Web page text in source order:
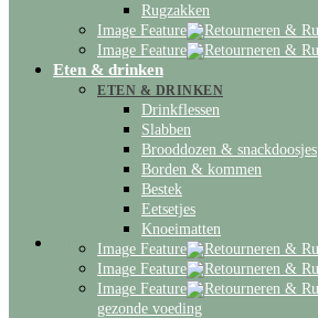
Inloggen
Rugzakken
Image Feature
Image Feature
Eten & drinken
ETEN & DRINKEN
Drinkflessen
Slabben
Brooddozen & snackdoosjes
Borden & kommen
Bestek
Eetsetjes
Knoeimatten
Image Feature
Image Feature
Image Feature
gezonde voeding